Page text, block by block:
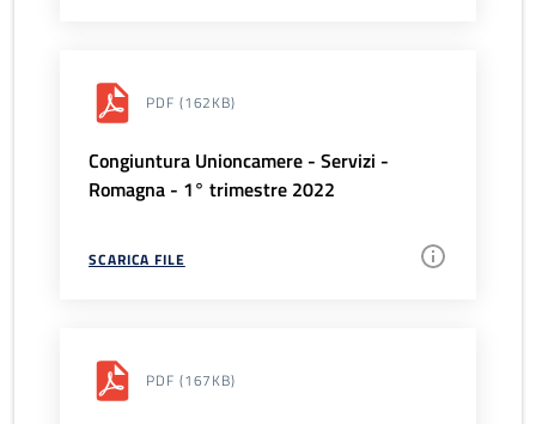
PDF (162KB)
Congiuntura Unioncamere - Servizi -
Romagna - 1° trimestre 2022
SCARICA FILE
PDF (167KB)